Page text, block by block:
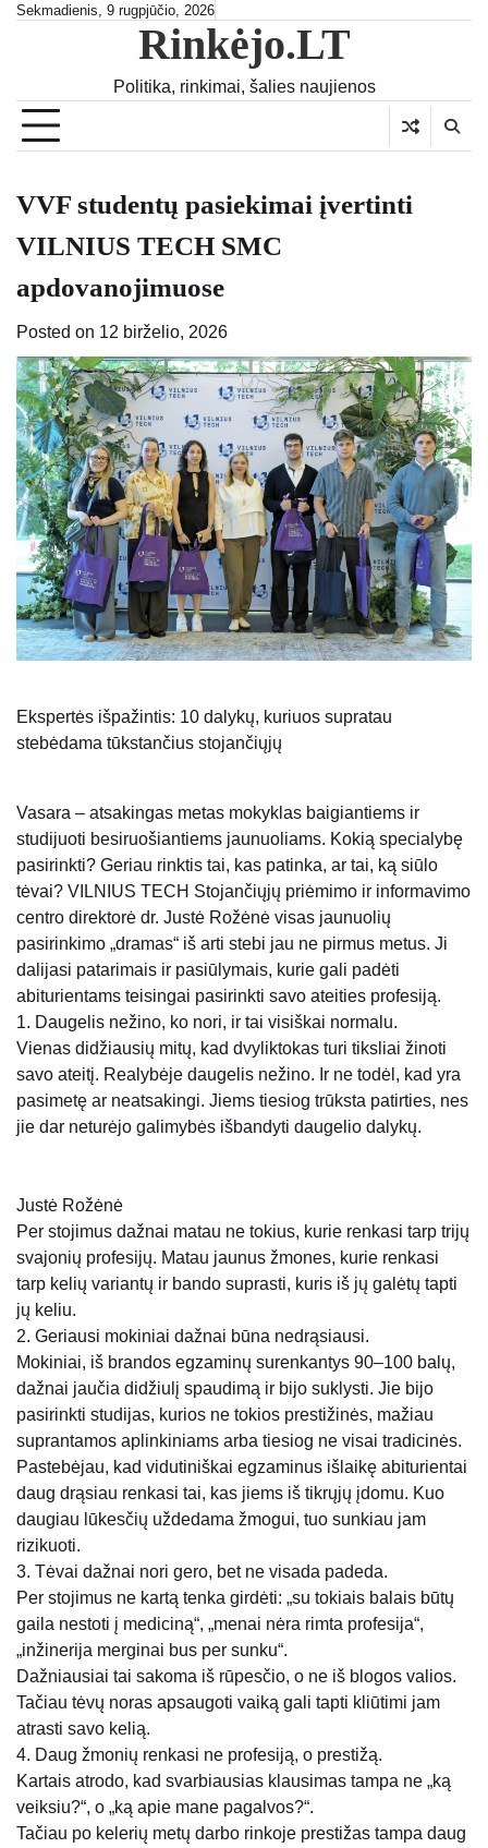
SkipSekmadienis, 9 rugpjūčio, 2026
Rinkėjo.LT
Politika, rinkimai, šalies naujienos
VVF studentų pasiekimai įvertinti
VILNIUS TECH SMC
apdovanojimuose
Posted on 12 birželio, 2026
Ekspertės išpažintis: 10 dalykų, kuriuos supratau
stebėdama tūkstančius stojančiųjų
Vasara – atsakingas metas mokyklas baigiantiems ir
studijuoti besiruošiantiems jaunuoliams. Kokią specialybę
pasirinkti? Geriau rinktis tai, kas patinka, ar tai, ką siūlo
tėvai? VILNIUS TECH Stojančiųjų priėmimo ir informavimo
centro direktorė dr. Justė Rožėnė visas jaunuolių
pasirinkimo „dramas“ iš arti stebi jau ne pirmus metus. Ji
dalijasi patarimais ir pasiūlymais, kurie gali padėti
abiturientams teisingai pasirinkti savo ateities profesiją.
1. Daugelis nežino, ko nori, ir tai visiškai normalu.
Vienas didžiausių mitų, kad dvyliktokas turi tiksliai žinoti
savo ateitį. Realybėje daugelis nežino. Ir ne todėl, kad yra
pasimetę ar neatsakingi. Jiems tiesiog trūksta patirties, nes
jie dar neturėjo galimybės išbandyti daugelio dalykų.
Justė Rožėnė
Per stojimus dažnai matau ne tokius, kurie renkasi tarp trijų
svajonių profesijų. Matau jaunus žmones, kurie renkasi
tarp kelių variantų ir bando suprasti, kuris iš jų galėtų tapti
jų keliu.
2. Geriausi mokiniai dažnai būna nedrąsiausi.
Mokiniai, iš brandos egzaminų surenkantys 90–100 balų,
dažnai jaučia didžiulį spaudimą ir bijo suklysti. Jie bijo
pasirinkti studijas, kurios ne tokios prestižinės, mažiau
suprantamos aplinkiniams arba tiesiog ne visai tradicinės.
Pastebėjau, kad vidutiniškai egzaminus išlaikę abiturientai
daug drąsiau renkasi tai, kas jiems iš tikrųjų įdomu. Kuo
daugiau lūkesčių uždedama žmogui, tuo sunkiau jam
rizikuoti.
3. Tėvai dažnai nori gero, bet ne visada padeda.
Per stojimus ne kartą tenka girdėti: „su tokiais balais būtų
gaila nestoti į mediciną“, „menai nėra rimta profesija“,
„inžinerija merginai bus per sunku“.
Dažniausiai tai sakoma iš rūpesčio, o ne iš blogos valios.
Tačiau tėvų noras apsaugoti vaiką gali tapti kliūtimi jam
atrasti savo kelią.
4. Daug žmonių renkasi ne profesiją, o prestižą.
Kartais atrodo, kad svarbiausias klausimas tampa ne „ką
veiksiu?“, o „ką apie mane pagalvos?“.
Tačiau po kelerių metų darbo rinkoje prestižas tampa daug